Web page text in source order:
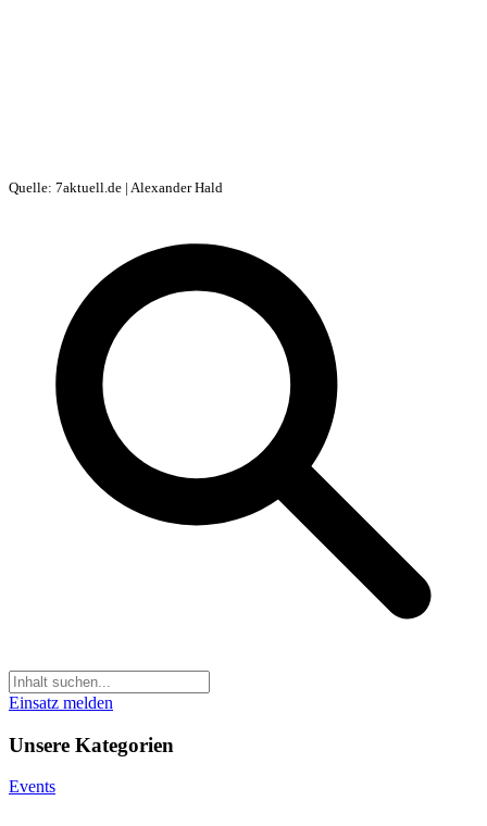
Quelle: 7aktuell.de | Alexander Hald
Einsatz melden
Unsere Kategorien
Events